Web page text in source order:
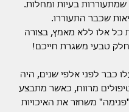
בעיות ומחלות.
שכבר התעוררו.
כל אלו ללא מאמץ, בצורה
טבעי משגרת חייכם!
כבר לפני אלפי שנים, היה
מרווח, כאשר מתבצע
משחזר את האיכויות